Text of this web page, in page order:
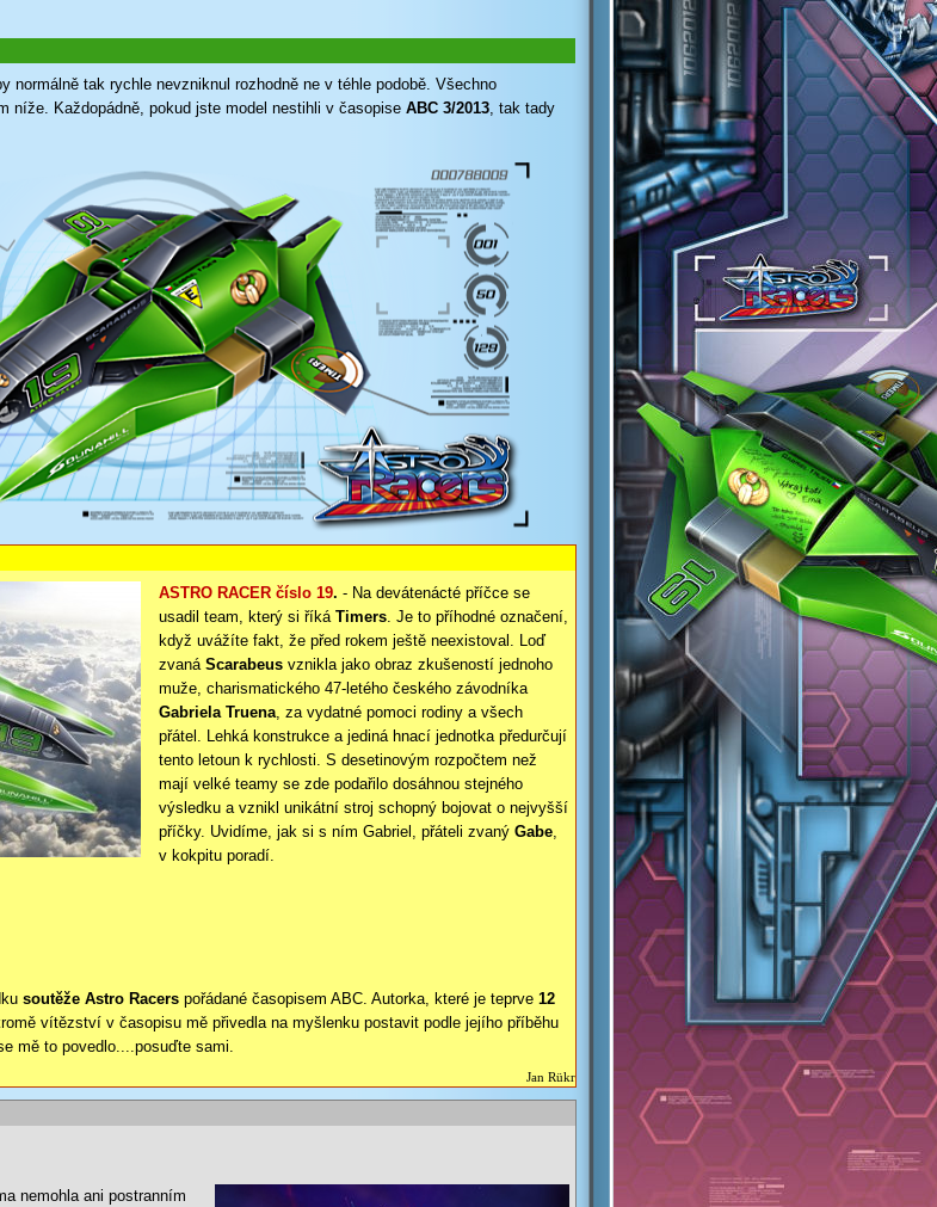
normálně tak rychle nevzniknul rozhodně ne v téhle podobě. Všechno
níže. Každopádně, pokud jste model nestihli v časopise ABC 3/2013, tak tady
ASTRO RACER číslo 19. -Na devátenácté příčce se
usadil team, který si říká Timers. Je to příhodné označení,
když uvážíte fakt, že před rokem ještě neexistoval. Loď
zvaná Scarabeusvznikla jako obraz zkušeností jednoho
muže, charismatického 47-letého českého závodníka
Gabriela Truena, za vydatné pomoci rodiny a všech
přátel. Lehká konstrukce a jediná hnací jednotka předurčují
tento letoun k rychlosti. S desetinovým rozpočtem než
mají velké teamy se zde podařilo dosáhnou stejného
výsledku a vznikl unikátní stroj schopný bojovat o nejvyšší
příčky. Uvidíme, jak si s ním Gabriel, přáteli zvaný Gabe,
v kokpitu poradí.
soutěže Astro Racerspořádané časopisem ABC. Autorka, které je teprve 12
vítězství v časopisu mě přivedla na myšlenku postavit podle jejího příběhu
mě to povedlo....posuďte sami.
Jan Rükr
nemohla ani postranním